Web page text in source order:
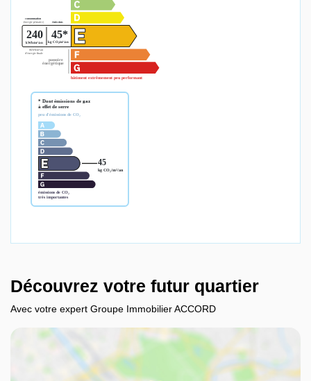
Découvrez votre futur quartier
Avec votre expert Groupe Immobilier ACCORD